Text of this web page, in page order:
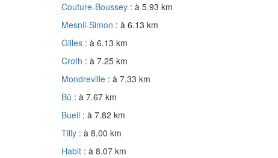
Couture-Boussey : à 5.93 km
Mesnil-Simon : à 6.13 km
Gilles : à 6.13 km
Croth : à 7.25 km
Mondreville : à 7.33 km
Bû : à 7.67 km
Bueil : à 7.82 km
Tilly : à 8.00 km
Habit : à 8.07 km